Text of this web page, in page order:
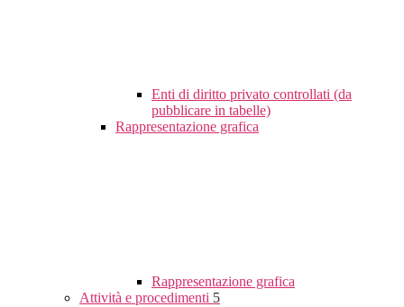
Enti di diritto privato controllati (da
pubblicare in tabelle)
Rappresentazione grafica
Rappresentazione grafica
Attività e procedimenti 5